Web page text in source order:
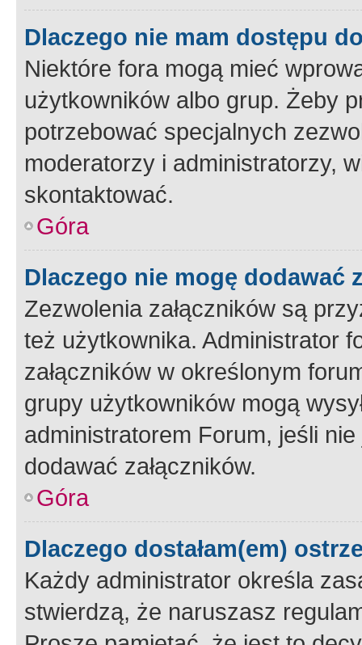
Dlaczego nie mam dostępu
Niektóre fora mogą mieć
użytkowników albo grup. Żeby
potrzebować specjalnych
moderatorzy i administratorzy,
skontaktować.
Góra
Dlaczego nie mogę dodawać
Zezwolenia załączników są
też użytkownika. Administrator
załączników w określonym
grupy użytkowników mogą
administratorem Forum, jeśli
dodawać załączników.
Góra
Dlaczego dostałam(em)
Każdy administrator określa
stwierdzą, że naruszasz